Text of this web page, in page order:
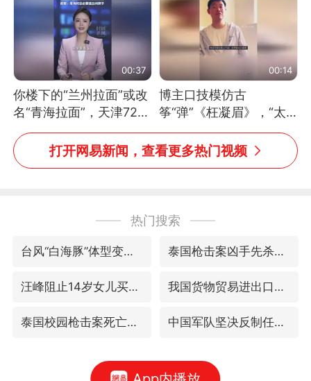
00:37
你楼下的“兰州拉面”或改
名“青海拉面”，天津72家
面馆已集体更换招牌
00:14
博主口技模仿古
筝“弹”《枉凝眉》，“太
像了～你是吃古筝长大的
吗？”“或将成为首位考级
不带古筝的选手。”（来
打开网易新闻，查看更多热门视频
热门搜索
台风“白海豚”体型变大！环流面积接近13个浙江那么大 泰国枪击案凶手先杀祖父母后行凶
汪峰阻止14岁女儿买大牌 我国货物贸易进出口超30万亿元
泰国校园枪击案死亡人数升至7人 中国军队坚决反制任何闹海图谋